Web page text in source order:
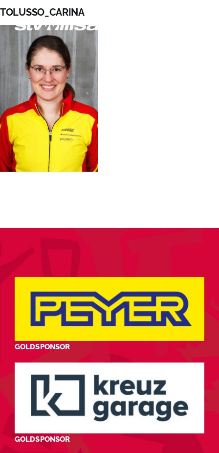
Inhalt
springen
TOLUSSO_CARINA
GOLDSPONSOR
GOLDSPONSOR